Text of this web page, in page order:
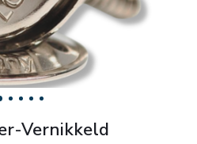
Vernikkeld